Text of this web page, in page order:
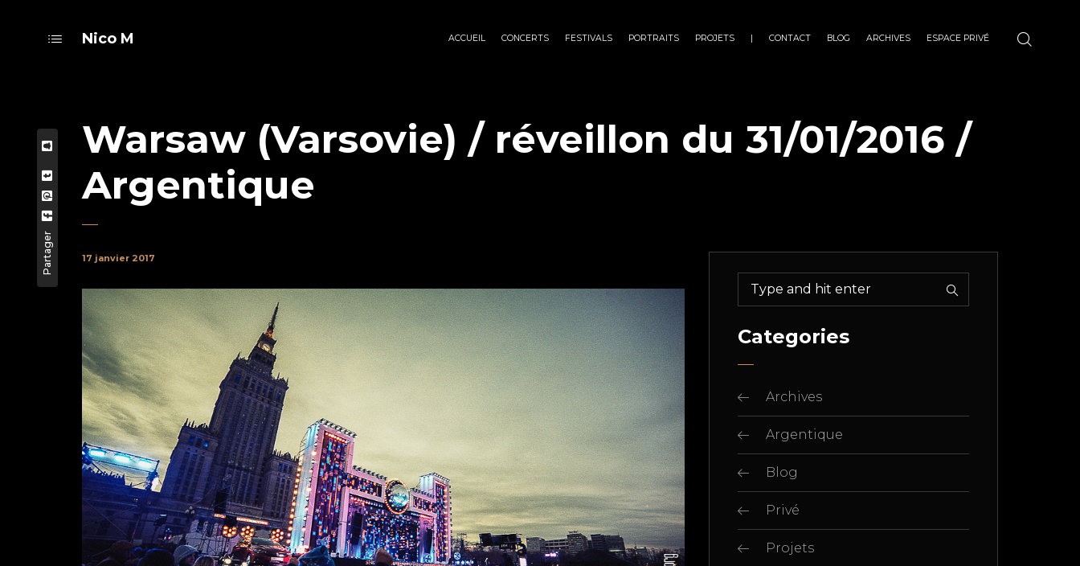
Nico M ACCUEIL CONCERTS FESTIVALS PORTRAITS PROJETS | CONTACT BLOG ARCHIVES ESPACE PRIVÉ
Warsaw (Varsovie) / réveillon du 31/01/2016 /
Argentique
Partager 17 janvier 2017
Categories
Archives
Argentique
Blog
Privé
Projets